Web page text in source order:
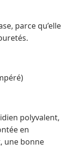
parce qu’elle
polyvalent,
en
une bonne